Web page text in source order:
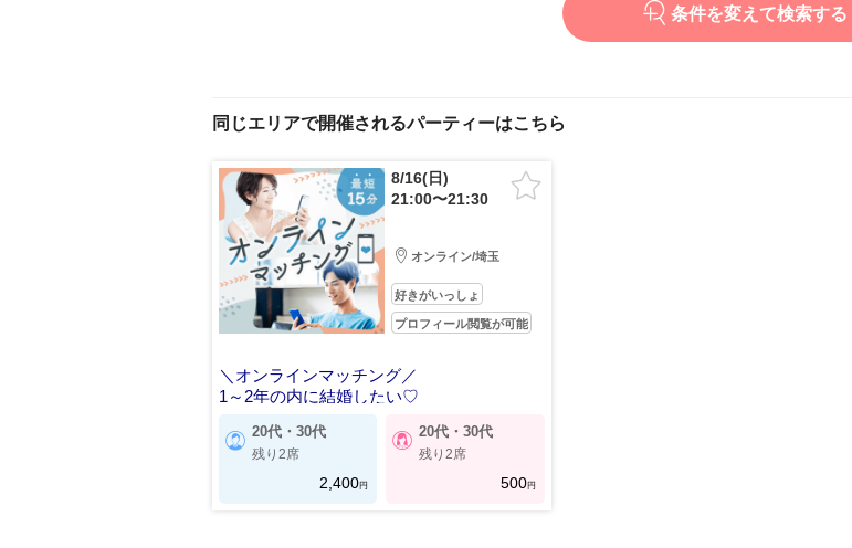
条件を変えて検索する
同じエリアで開催されるパーティーはこちら
8/16(日)
21:00〜21:30
オンライン/埼玉
好きがいっしょ
プロフィール閲覧が可能
＼オンラインマッチング／
1～2年の内に結婚したい♡
20代・30代
残り2席
2,400円
20代・30代
残り2席
500円